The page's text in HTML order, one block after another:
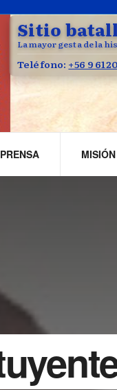
Sitio
La mayor gesta de la
Teléfono: +56 9
PRENSA MISIÓN